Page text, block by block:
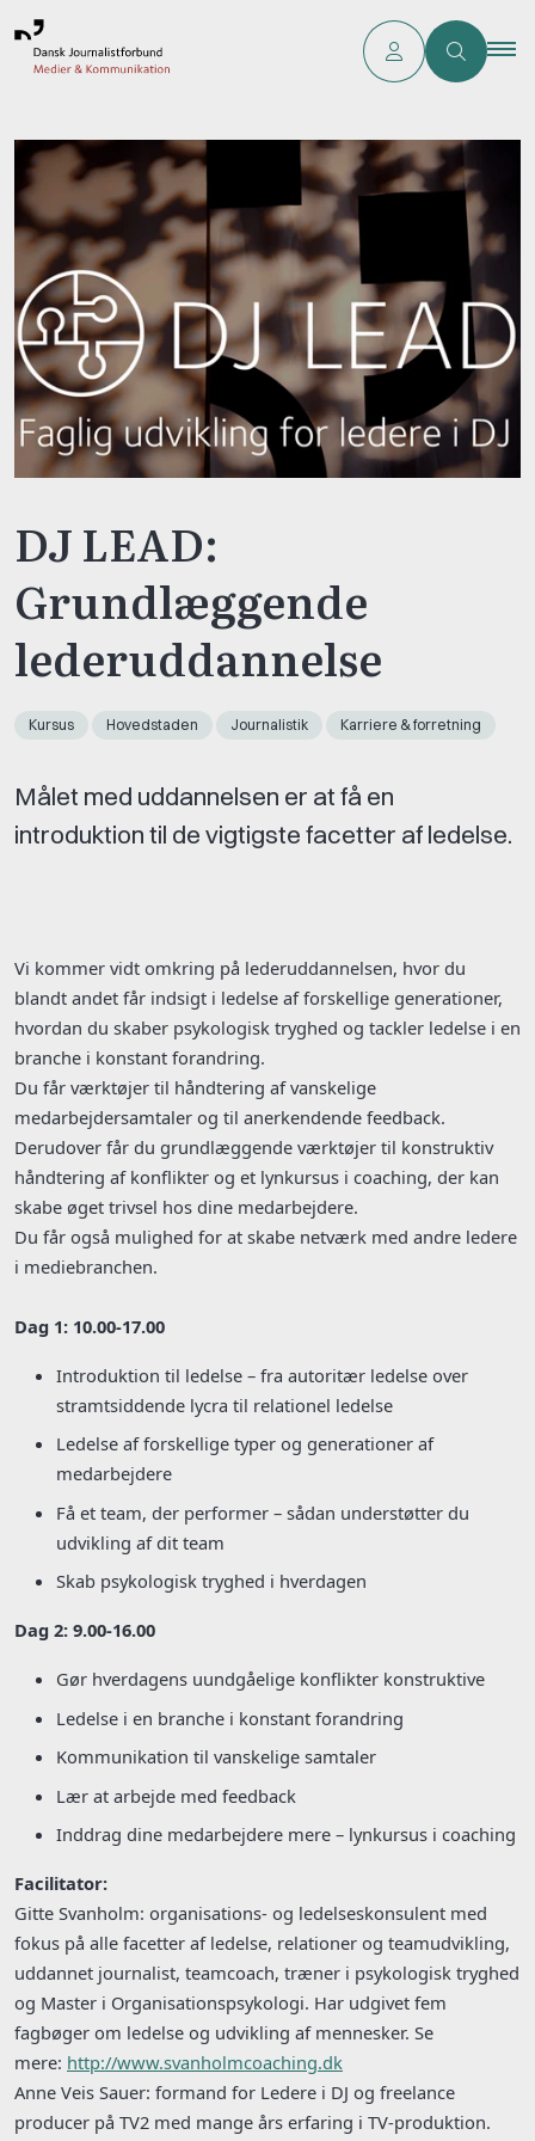
DJ LEAD:
Grundlæggende
lederuddannelse
Kursus Hovedstaden Journalistik Karriere & forretning
Målet med uddannelsen er at få en
introduktion til de vigtigste facetter af ledelse.
Vi kommer vidt omkring på lederuddannelsen, hvor du
blandt andet får indsigt i ledelse af forskellige generationer,
hvordan du skaber psykologisk tryghed og tackler ledelse i en
branche i konstant forandring.
Du får værktøjer til håndtering af vanskelige
medarbejdersamtaler og til anerkendende feedback.
Derudover får du grundlæggende værktøjer til konstruktiv
håndtering af konflikter og et lynkursus i coaching, der kan
skabe øget trivsel hos dine medarbejdere.
Du får også mulighed for at skabe netværk med andre ledere
i mediebranchen.
Dag 1: 10.00-17.00
Introduktion til ledelse – fra autoritær ledelse over
stramtsiddende lycra til relationel ledelse
Ledelse af forskellige typer og generationer af
medarbejdere
Få et team, der performer – sådan understøtter du
udvikling af dit team
Skab psykologisk tryghed i hverdagen
Dag 2: 9.00-16.00
Gør hverdagens uundgåelige konflikter konstruktive
Ledelse i en branche i konstant forandring
Kommunikation til vanskelige samtaler
Lær at arbejde med feedback
Inddrag dine medarbejdere mere – lynkursus i coaching
Facilitator:
Gitte Svanholm: organisations- og ledelseskonsulent med
fokus på alle facetter af ledelse, relationer og teamudvikling,
uddannet journalist, teamcoach, træner i psykologisk tryghed
og Master i Organisationspsykologi. Har udgivet fem
fagbøger om ledelse og udvikling af mennesker. Se
mere: http://www.svanholmcoaching.dk
Anne Veis Sauer: formand for Ledere i DJ og freelance
producer på TV2 med mange års erfaring i TV-produktion.